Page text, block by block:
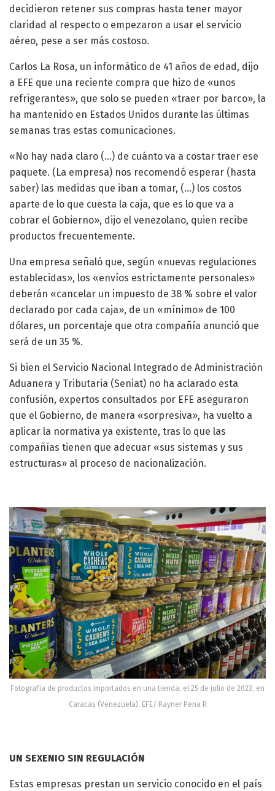
decidieron retener sus compras hasta tener mayor
claridad al respecto o empezaron a usar el servicio
aéreo, pese a ser más costoso.
Carlos La Rosa, un informático de 41 años de edad, dijo
a EFE que una reciente compra que hizo de «unos
refrigerantes», que solo se pueden «traer por barco», la
ha mantenido en Estados Unidos durante las últimas
semanas tras estas comunicaciones.
«No hay nada claro (…) de cuánto va a costar traer ese
paquete. (La empresa) nos recomendó esperar (hasta
saber) las medidas que iban a tomar, (…) los costos
aparte de lo que cuesta la caja, que es lo que va a
cobrar el Gobierno», dijo el venezolano, quien recibe
productos frecuentemente.
Una empresa señaló que, según «nuevas regulaciones
establecidas», los «envíos estrictamente personales»
deberán «cancelar un impuesto de 38 % sobre el valor
declarado por cada caja», de un «mínimo» de 100
dólares, un porcentaje que otra compañía anunció que
será de un 35 %.
Si bien el Servicio Nacional Integrado de Administración
Aduanera y Tributaria (Seniat) no ha aclarado esta
confusión, expertos consultados por EFE aseguraron
que el Gobierno, de manera «sorpresiva», ha vuelto a
aplicar la normativa ya existente, tras lo que las
compañías tienen que adecuar «sus sistemas y sus
estructuras» al proceso de nacionalización.
Fotografía de productos importados en una tienda, el 25 de julio de 2023, en
Caracas (Venezuela). EFE/ Rayner Pena R
UN SEXENIO SIN REGULACIÓN
Estas empresas prestan un servicio conocido en el país